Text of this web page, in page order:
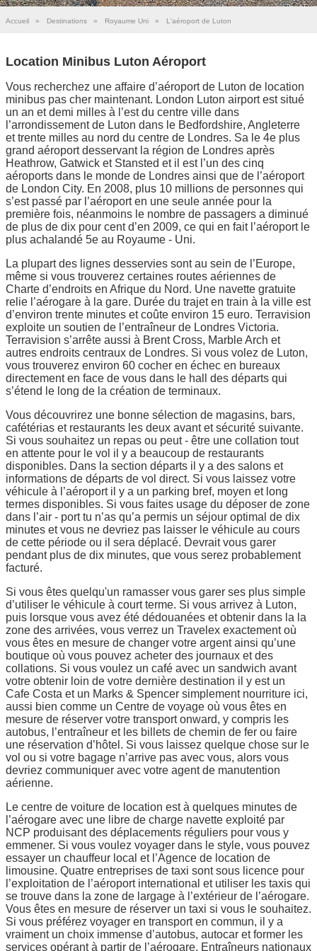
Accueil » Destinations » Royaume Uni » L'aéroport de Luton
Location Minibus Luton Aéroport
Vous recherchez une affaire d’aéroport de Luton de location
minibus pas cher maintenant. London Luton airport est situé
un an et demi milles à l’est du centre ville dans
l’arrondissement de Luton dans le Bedfordshire, Angleterre
et trente milles au nord du centre de Londres. Sa le 4e plus
grand aéroport desservant la région de Londres après
Heathrow, Gatwick et Stansted et il est l’un des cinq
aéroports dans le monde de Londres ainsi que de l’aéroport
de London City. En 2008, plus 10 millions de personnes qui
s’est passé par l’aéroport en une seule année pour la
première fois, néanmoins le nombre de passagers a diminué
de plus de dix pour cent d’en 2009, ce qui en fait l’aéroport le
plus achalandé 5e au Royaume - Uni.
La plupart des lignes desservies sont au sein de l’Europe,
même si vous trouverez certaines routes aériennes de
Charte d’endroits en Afrique du Nord. Une navette gratuite
relie l’aérogare à la gare. Durée du trajet en train à la ville est
d’environ trente minutes et coûte environ 15 euro. Terravision
exploite un soutien de l’entraîneur de Londres Victoria.
Terravision s’arrête aussi à Brent Cross, Marble Arch et
autres endroits centraux de Londres. Si vous volez de Luton,
vous trouverez environ 60 cocher en échec en bureaux
directement en face de vous dans le hall des départs qui
s’étend le long de la création de terminaux.
Vous découvrirez une bonne sélection de magasins, bars,
cafétérias et restaurants les deux avant et sécurité suivante.
Si vous souhaitez un repas ou peut - être une collation tout
en attente pour le vol il y a beaucoup de restaurants
disponibles. Dans la section départs il y a des salons et
informations de départs de vol direct. Si vous laissez votre
véhicule à l’aéroport il y a un parking bref, moyen et long
termes disponibles. Si vous faites usage du déposer de zone
dans l’air - port tu n’as qu’a permis un séjour optimal de dix
minutes et vous ne devriez pas laisser le véhicule au cours
de cette période ou il sera déplacé. Devrait vous garer
pendant plus de dix minutes, que vous serez probablement
facturé.
Si vous êtes quelqu'un ramasser vous garer ses plus simple
d’utiliser le véhicule à court terme. Si vous arrivez à Luton,
puis lorsque vous avez été dédouanées et obtenir dans la la
zone des arrivées, vous verrez un Travelex exactement où
vous êtes en mesure de changer votre argent ainsi qu’une
boutique où vous pouvez acheter des journaux et des
collations. Si vous voulez un café avec un sandwich avant
votre obtenir loin de votre dernière destination il y est un
Cafe Costa et un Marks & Spencer simplement nourriture ici,
aussi bien comme un Centre de voyage où vous êtes en
mesure de réserver votre transport onward, y compris les
autobus, l’entraîneur et les billets de chemin de fer ou faire
une réservation d’hôtel. Si vous laissez quelque chose sur le
vol ou si votre bagage n’arrive pas avec vous, alors vous
devriez communiquer avec votre agent de manutention
aérienne.
Le centre de voiture de location est à quelques minutes de
l’aérogare avec une libre de charge navette exploité par
NCP produisant des déplacements réguliers pour vous y
emmener. Si vous voulez voyager dans le style, vous pouvez
essayer un chauffeur local et l’Agence de location de
limousine. Quatre entreprises de taxi sont sous licence pour
l’exploitation de l’aéroport international et utiliser les taxis qui
se trouve dans la zone de largage à l’extérieur de l’aérogare.
Vous êtes en mesure de réserver un taxi si vous le souhaitez.
Si vous préférez voyager en transport en commun, il y a
vraiment un choix immense d’autobus, autocar et former les
services opérant à partir de l’aérogare. Entraîneurs nationaux